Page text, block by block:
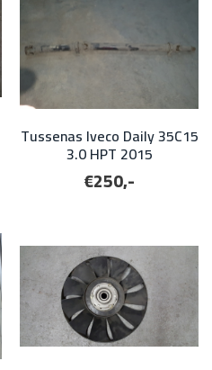
Tussenas Iveco Daily 35C15
3.0 HPT 2015
€250,-